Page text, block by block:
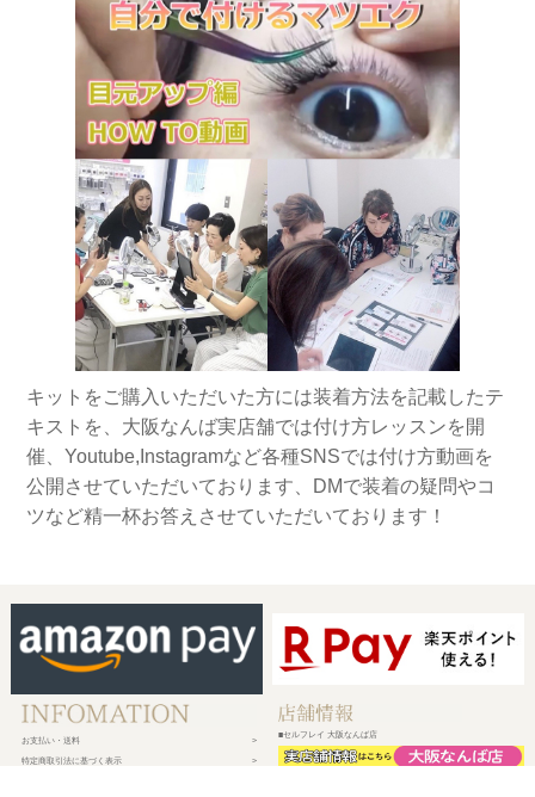
キットをご購入いただいた方には装着方法を記載したテ
キストを、大阪なんば実店舗では付け方レッスンを開
催、Youtube,Instagramなど各種SNSでは付け方動画を
公開させていただいております、DMで装着の疑問やコ
ツなど精一杯お答えさせていただいております！
お支払い・送料
特定商取引法に基づく表示
■セルフレイ 大阪なんば店